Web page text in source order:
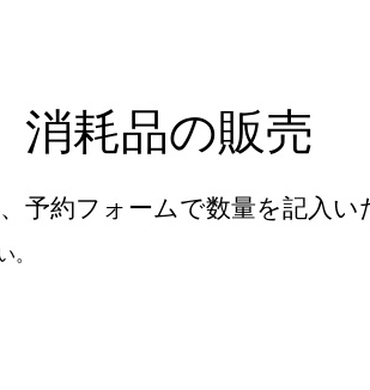
消耗品の販売
予約フォームで数量を記入
。